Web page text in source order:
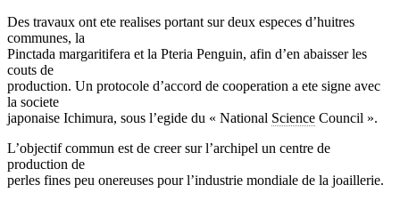
Des travaux ont ete realises portant sur deux especes d’huitres
communes, la
Pinctada margaritifera et la Pteria Penguin, afin d’en abaisser les
couts de
production. Un protocole d’accord de cooperation a ete signe avec
la societe
japonaise Ichimura, sous l’egide du « National Science Council ».
L’objectif commun est de creer sur l’archipel un centre de
production de
perles fines peu onereuses pour l’industrie mondiale de la joaillerie.